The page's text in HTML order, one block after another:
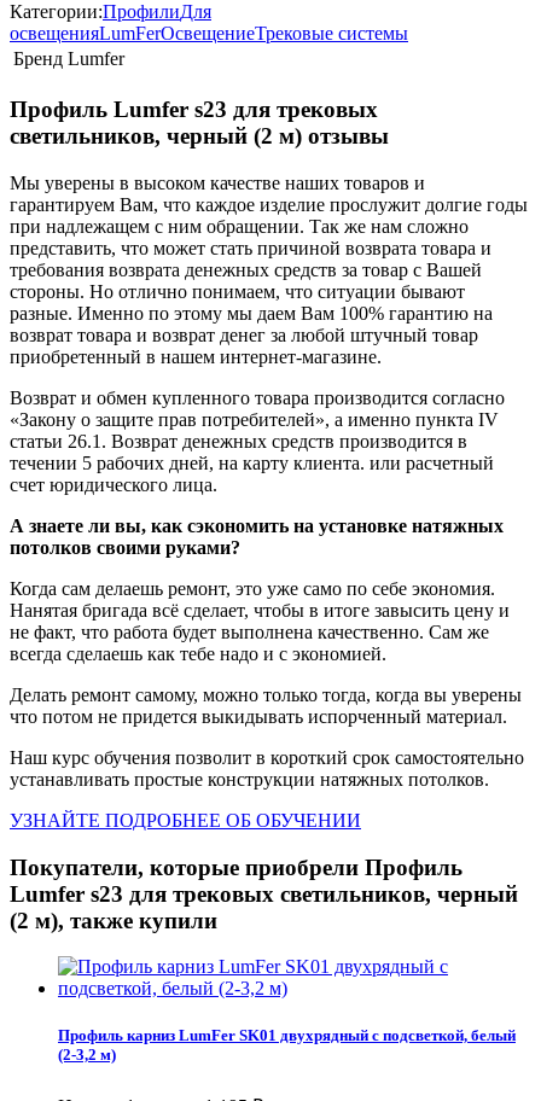
Категории:ПрофилиДля
освещенияLumFerОсвещениеТрековые системы
Бренд Lumfer
Профиль Lumfer s23 для трековых
светильников, черный (2 м) отзывы
Мы уверены в высоком качестве наших товаров и
гарантируем Вам, что каждое изделие прослужит долгие годы
при надлежащем с ним обращении. Так же нам сложно
представить, что может стать причиной возврата товара и
требования возврата денежных средств за товар с Вашей
стороны. Но отлично понимаем, что ситуации бывают
разные. Именно по этому мы даем Вам 100% гарантию на
возврат товара и возврат денег за любой штучный товар
приобретенный в нашем интернет-магазине.
Возврат и обмен купленного товара производится согласно
«Закону о защите прав потребителей», а именно пункта IV
статьи 26.1. Возврат денежных средств производится в
течении 5 рабочих дней, на карту клиента. или расчетный
счет юридического лица.
А знаете ли вы, как сэкономить на установке натяжных
потолков своими руками?
Когда сам делаешь ремонт, это уже само по себе экономия.
Нанятая бригада всё сделает, чтобы в итоге завысить цену и
не факт, что работа будет выполнена качественно. Сам же
всегда сделаешь как тебе надо и с экономией.
Делать ремонт самому, можно только тогда, когда вы уверены
что потом не придется выкидывать испорченный материал.
Наш курс обучения позволит в короткий срок самостоятельно
устанавливать простые конструкции натяжных потолков.
УЗНАЙТЕ ПОДРОБНЕЕ ОБ ОБУЧЕНИИ
Покупатели, которые приобрели Профиль
Lumfer s23 для трековых светильников, черный
(2 м), также купили
Профиль карниз LumFer SK01 двухрядный с подсветкой, белый
(2-3,2 м)